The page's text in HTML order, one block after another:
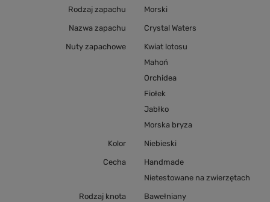
Rodzaj zapachu Morski
Nazwa zapachu Crystal Waters
Nuty zapachowe
Kwiat lotosu
Mahoń
Orchidea
Fiołek
Jabłko
Morska bryza
Kolor Niebieski
Cecha
Handmade
Nietestowane na zwierzętach
Rodzaj knota Bawełniany